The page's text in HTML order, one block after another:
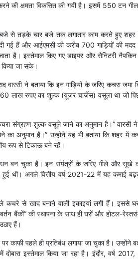
की क्षमता विकसित की गयी है। इसमें 550 टन
बजे से तड़के चार बजे तक लगातार काम करते हुए
गई हैं और आईएमसी की करीब 700 गाड़ियों की
है। इस्तेमाल किए गए डाइपर और सैनिटरी
किया जा सके।
ने बताया कि इन गाड़ियों के जरिए कचरा जमा
60 लाख रुपए का शुल्क (यूजर चार्जेस) वसूला था जो
संग्रहण शुल्क वसूले जाने का अनुमान है।” वारसी ने
अनुमान है।” उन्होंने यह भी बताया कि शहर में
रूप से टिकाऊ बने रहें।
बन चुका है। इन संयंत्रों के जरिए गीले और
थी। अगले वित्तीय वर्ष 2021-22 में यह कमाई
से खाद बनाने वाली इकाइयां लगी हैं। इससे
बैंकों” की स्थापना के साथ ही घरों और होटल-
हैं।
काफी पहले ही प्रतिबंध लगाया जा चुका है। उन्होंने
दोबारा इस्तेमाल किया जा रहा है। इंदौर, वर्ष